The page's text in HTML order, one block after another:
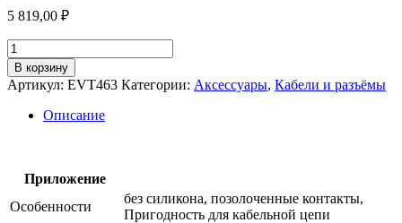
5 819,00 ₽
Количество
товара
Соединительный
кабель
разъемом
В корзину
Артикул: EVT463 Категории: Аксессуары, Кабели и разъёмы
Описание
Приложение
Особенности
без силикона, позолоченные контакты,
Пригодность для кабельной цепи